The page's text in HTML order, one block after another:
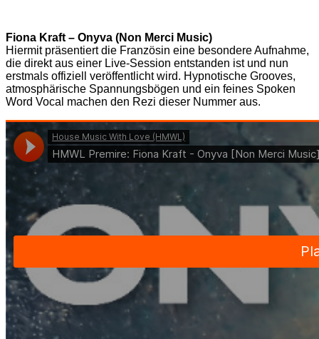
Fiona Kraft – Onyva (Non Merci Music)
Hiermit präsentiert die Französin eine besondere Aufnahme,
die direkt aus einer Live-Session entstanden ist und nun
erstmals offiziell veröffentlicht wird. Hypnotische Grooves,
atmosphärische Spannungsbögen und ein feines Spoken
Word Vocal machen den Rezi dieser Nummer aus.